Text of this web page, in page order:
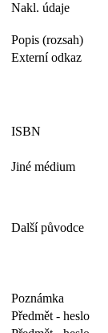
Nakl. údaje
Popis (rozsah)
Externí odkaz
ISBN
Jiné médium
Další původce
Poznámka
Předmět - heslo